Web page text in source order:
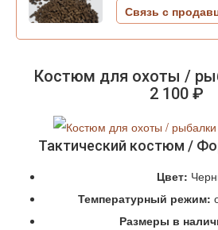
Связь с
Костюм для охоты /
2 100 ₽
Тактический костюм /
Цвет:
Температурный режим:
Размеры в